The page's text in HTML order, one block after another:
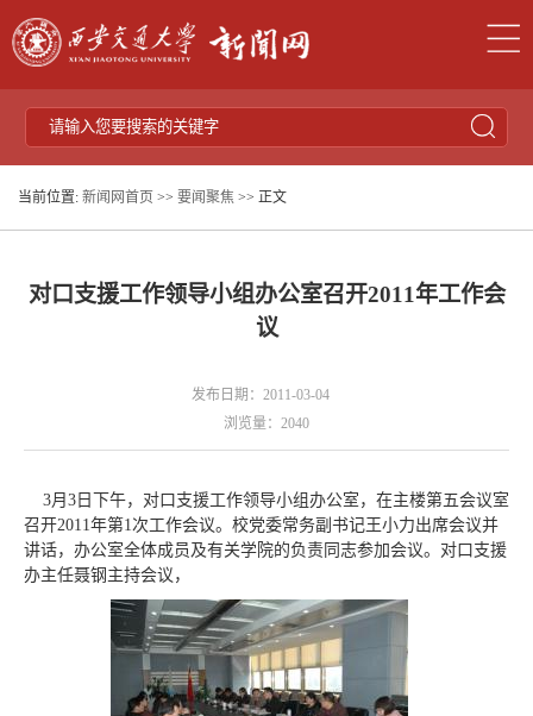
当前位置: 新闻网首页 >> 要闻聚焦 >> 正文
对口支援工作领导小组办公室召开2011年工作会
议
发布日期：2011-03-04
浏览量： 2040
3月3日下午，对口支援工作领导小组办公室，在主楼第五会议室
召开2011年第1次工作会议。校党委常务副书记王小力出席会议并
讲话，办公室全体成员及有关学院的负责同志参加会议。对口支援
办主任聂钢主持会议，